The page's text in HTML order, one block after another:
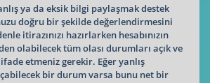
ya da eksik bilgi paylaşmak destek
doğru bir şekilde değerlendirmesini
itirazınızı hazırlarken hesabınızın
olabilecek tüm olası durumları açık ve
etmeniz gerekir. Eğer yanlış
bir durum varsa bunu net bir